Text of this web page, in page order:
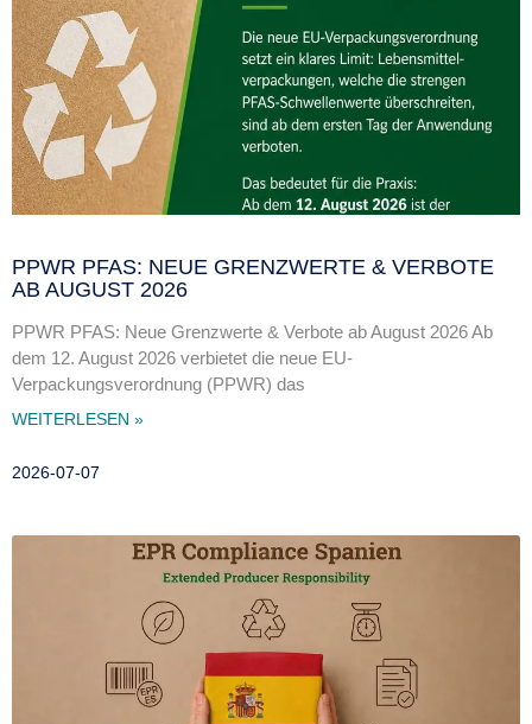
PPWR PFAS: NEUE GRENZWERTE & VERBOTE
AB AUGUST 2026
PPWR PFAS: Neue Grenzwerte & Verbote ab August 2026 Ab
dem 12. August 2026 verbietet die neue EU-
Verpackungsverordnung (PPWR) das
WEITERLESEN »
2026-07-07